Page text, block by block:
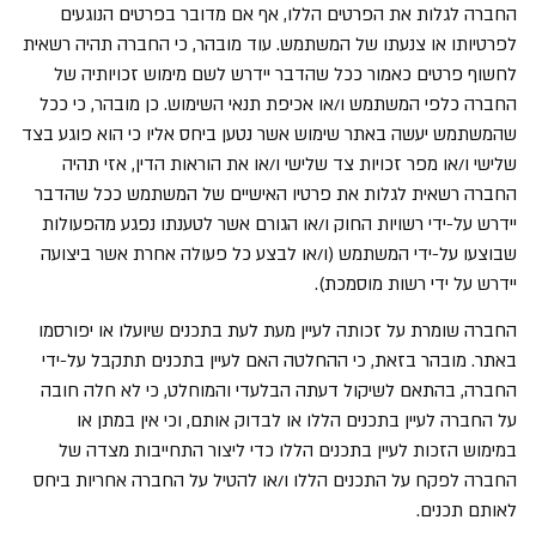
החברה לגלות את הפרטים הללו, אף אם מדובר בפרטים הנוגעים
לפרטיותו או צנעתו של המשתמש. עוד מובהר, כי החברה תהיה רשאית
לחשוף פרטים כאמור ככל שהדבר יידרש לשם מימוש זכויותיה של
החברה כלפי המשתמש ו/או אכיפת תנאי השימוש. כן מובהר, כי ככל
שהמשתמש יעשה באתר שימוש אשר נטען ביחס אליו כי הוא פוגע בצד
שלישי ו/או מפר זכויות צד שלישי ו/או את הוראות הדין, אזי תהיה
החברה רשאית לגלות את פרטיו האישיים של המשתמש ככל שהדבר
יידרש על-ידי רשויות החוק ו/או הגורם אשר לטענתו נפגע מהפעולות
שבוצעו על-ידי המשתמש (ו/או לבצע כל פעולה אחרת אשר ביצועה
יידרש על ידי רשות מוסמכת).
החברה שומרת על זכותה לעיין מעת לעת בתכנים שיועלו או יפורסמו
באתר. מובהר בזאת, כי ההחלטה האם לעיין בתכנים תתקבל על-ידי
החברה, בהתאם לשיקול דעתה הבלעדי והמוחלט, כי לא חלה חובה
על החברה לעיין בתכנים הללו או לבדוק אותם, וכי אין במתן או
במימוש הזכות לעיין בתכנים הללו כדי ליצור התחייבות מצדה של
החברה לפקח על התכנים הללו ו/או להטיל על החברה אחריות ביחס
לאותם תכנים.